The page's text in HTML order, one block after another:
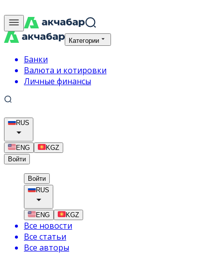
Категории
Банки
Валюта и котировки
Личные финансы
RUS
ENG
KGZ
Войти
Войти
RUS
ENG KGZ
Все новости
Все статьи
Все авторы